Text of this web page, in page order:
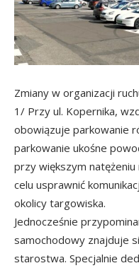
Zmiany w organizacji
1/ Przy ul. Kopernika,
obowiązuje parkowanie
parkowanie ukośne
przy większym natężeniu
celu usprawnić
okolicy targowiska.
Jednocześnie
samochodowy znajduje
starostwa. Specjalnie